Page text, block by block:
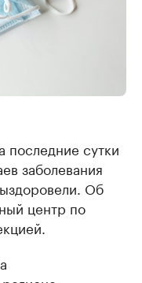
последние сутки
заболевания
Об
центр по